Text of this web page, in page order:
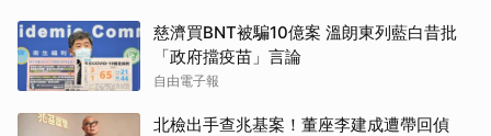
慈濟買BNT被騙10億案 溫朗東列藍白昔批
「政府擋疫苗」言論
自由電子報
北檢出手查兆基案！董座李建成遭帶回偵